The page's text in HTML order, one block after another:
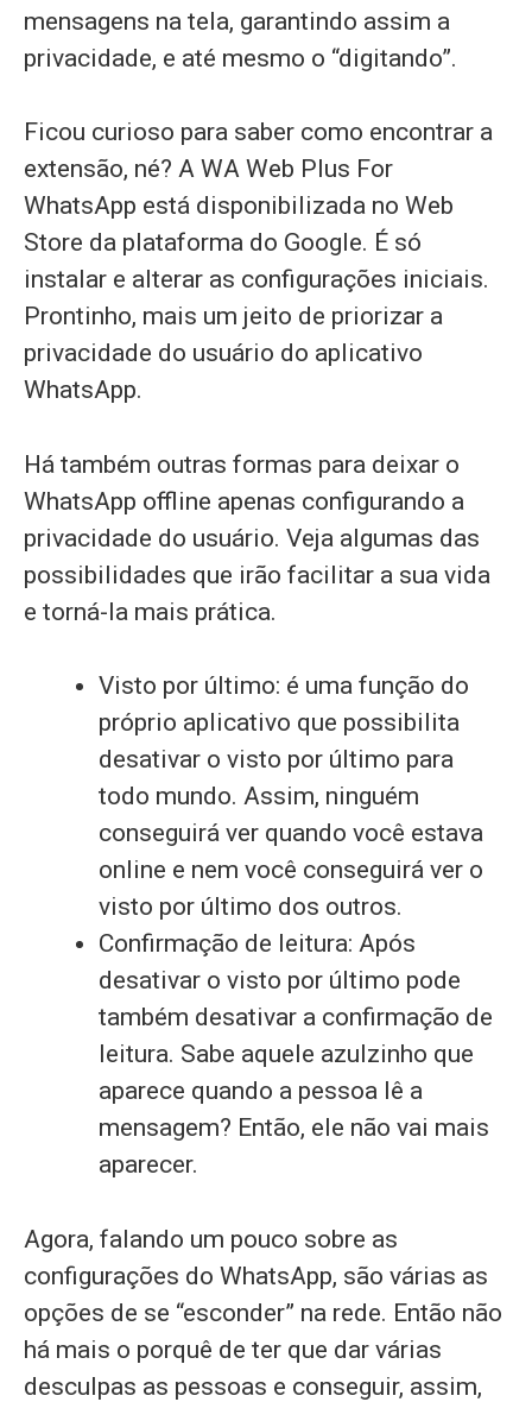
mensagens na tela, garantindo assim a
privacidade, e até mesmo o “digitando”.
Ficou curioso para saber como encontrar a
extensão, né? A WA Web Plus For
WhatsApp está disponibilizada no Web
Store da plataforma do Google. É só
instalar e alterar as configurações iniciais.
Prontinho, mais um jeito de priorizar a
privacidade do usuário do aplicativo
WhatsApp.
Há também outras formas para deixar o
WhatsApp offline apenas configurando a
privacidade do usuário. Veja algumas das
possibilidades que irão facilitar a sua vida
e torná-la mais prática.
Visto por último: é uma função do
próprio aplicativo que possibilita
desativar o visto por último para
todo mundo. Assim, ninguém
conseguirá ver quando você estava
online e nem você conseguirá ver o
visto por último dos outros.
Confirmação de leitura: Após
desativar o visto por último pode
também desativar a confirmação de
leitura. Sabe aquele azulzinho que
aparece quando a pessoa lê a
mensagem? Então, ele não vai mais
aparecer.
Agora, falando um pouco sobre as
configurações do WhatsApp, são várias as
opções de se “esconder” na rede. Então não
há mais o porquê de ter que dar várias
desculpas as pessoas e conseguir, assim,